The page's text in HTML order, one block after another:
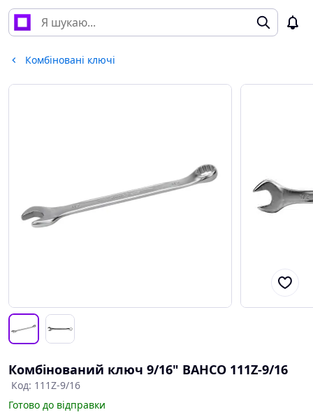
Комбіновані ключі
Комбінований ключ 9/16" BAHCO 111Z-9/16
Код: 111Z-9/16
Готово до відправки